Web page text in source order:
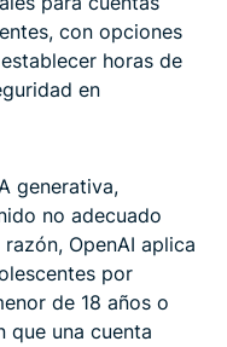
con opciones
horas de
en
generativa,
no adecuado
OpenAI aplica
por
de 18 años o
que una cuenta